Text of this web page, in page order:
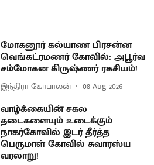
மோகனூர் கல்யாண பிரசன்ன
வெங்கட்ரமணர் கோவில்: அபூர்வ
சம்மோகன கிருஷ்ணர் ரகசியம்!
இந்திரா கோபாலன் 08 Aug 2026
வாழ்க்கையின் சகல
தடைகளையும் உடைக்கும்
நாகர்கோவில் இடர் தீர்த்த
பெருமாள் கோவில் சுவாரஸ்ய
வரலாறு!